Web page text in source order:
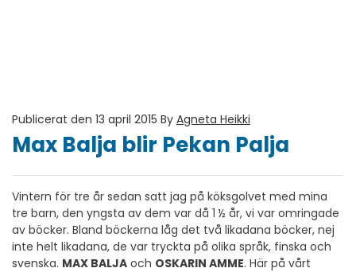
Publicerat den 13 april 2015 By Agneta Heikki
Max Balja blir Pekan Palja
Vintern för tre år sedan satt jag på köksgolvet med mina
tre barn, den yngsta av dem var då 1 ½ år, vi var omringade
av böcker. Bland böckerna låg det två likadana böcker, nej
inte helt likadana, de var tryckta på olika språk, finska och
svenska. MAX BALJA och OSKARIN AMME. Här på vårt